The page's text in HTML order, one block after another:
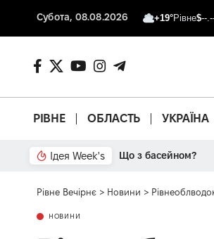
Субота, 08.08.2026 +19°Рівне$--
РІВНЕ ОБЛАСТЬ УКРАЇНА
Ідея Week's Що з басейном?
Рівне Вечірнє > Новини >
НОВИНИ